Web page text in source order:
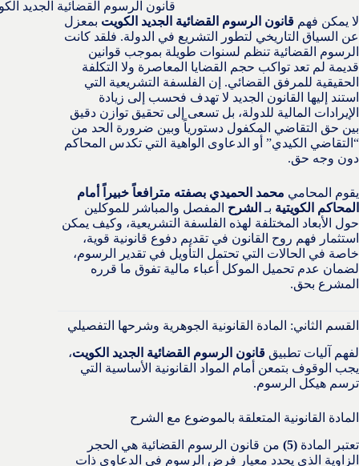
قانون الرسوم القضائية الجديد
لا يمكن فهم قانون الرسوم القضائية الجديد الكويت بمعزل
عن السياق التاريخي لتطور التشريع في الدولة. فلقد كانت
الرسوم القضائية تنظم لسنوات طويلة بموجب قوانين
قديمة لم تعد تواكب حجم القضايا المعاصرة ولا التكلفة
الحقيقية للمرفق القضائي. إن الفلسفة التشريعية التي
استند إليها القانون الجديد لا تهدف فحسب إلى زيادة
الإيرادات المالية للدولة، بل تسعى إلى تحقيق توازن دقيق
بين حق التقاضي المكفول دستورياً وبين ضرورة الحد من
“التقاضي الكيدي” أو الدعاوى الواهية التي تكدس المحاكم
دون وجه حق.
يقوم المحامي محمد الحميدي بصفته مترافعاً خبيراً أمام
المحاكم الكويتية بـ الشرح المفصل والمباشر للموكلين
حول الأبعاد المختلفة لهذه الفلسفة التشريعية، وكيف يمكن
استثمار فهم روح القانون في تقديم دفوع قانونية قوية،
خاصة في الحالات التي تحتمل التأويل في تقدير الرسوم،
لضمان عدم تحميل الموكل أعباء مالية تفوق ما قرره
المشرع بحق.
القسم الثاني: المادة القانونية الجوهرية وشرحها التفصيلي
لفهم آليات تطبيق قانون الرسوم القضائية الجديد الكويت،
يجب الوقوف بتمعن أمام المواد القانونية الأساسية التي
ترسم هيكل الرسوم.
المادة القانونية المتعلقة بالموضوع مع الشرح
تعتبر المادة (5)
من قانون الرسوم القضائية هي الحجر
الزاوية الذي يحدد معيار فرض الرسوم في الدعاوى ذات